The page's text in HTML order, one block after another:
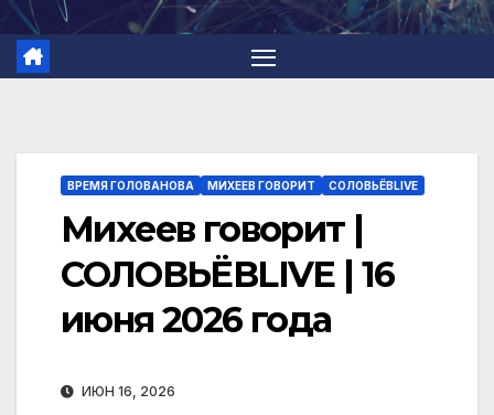
ВРЕМЯ ГОЛОВАНОВА МИХЕЕВ ГОВОРИТ СОЛОВЬЁВLIVE
Михеев говорит |
СОЛОВЬЁВLIVE | 16
июня 2026 года
ИЮН 16, 2026